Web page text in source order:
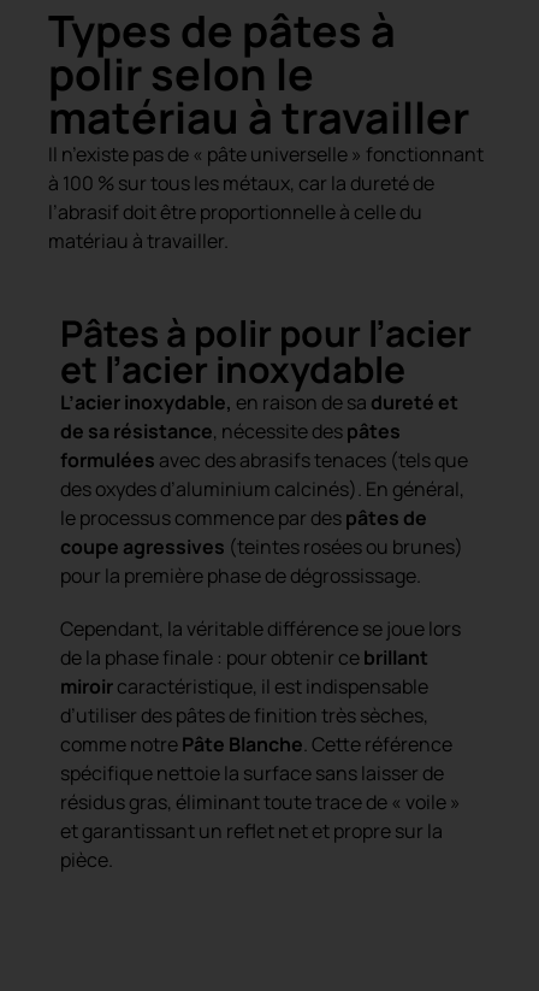
Types de pâtes à
polir selon le
matériau à travailler
Il n’existe pas de « pâte universelle » fonctionnant
à 100 % sur tous les métaux, car la dureté de
l’abrasif doit être proportionnelle à celle du
matériau à travailler.
Pâtes à polir pour l’acier
et l’acier inoxydable
L’acier inoxydable, en raison de sa dureté et
de sa résistance, nécessite despâtes
formulées avec des abrasifs tenaces (tels que
des oxydes d’aluminium calcinés). En général,
le processus commence par despâtes de
coupe agressives (teintes rosées ou brunes)
pour la première phase de dégrossissage.
Cependant, la véritable différence se joue lors
de la phase finale : pour obtenir cebrillant
miroircaractéristique, il est indispensable
d’utiliser des pâtes de finition très sèches,
comme notrePâte Blanche. Cette référence
spécifique nettoie la surface sans laisser de
résidus gras, éliminant toute trace de « voile »
et garantissant un reflet net et propre sur la
pièce.